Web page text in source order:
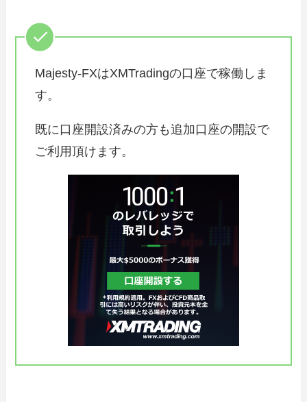
Majesty-FXはXMTradingの口座で稼働しま
す。
既に口座開設済みの方も追加口座の開設で
ご利用頂けます。